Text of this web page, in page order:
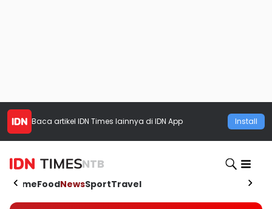
Baca artikel IDN Times lainnya di IDN App Install
NTB
HomeFoodNewsSportTravel